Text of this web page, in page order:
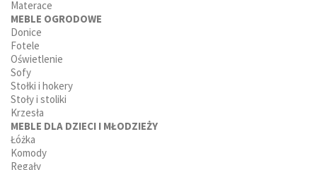
Materace
MEBLE OGRODOWE
Donice
Fotele
Oświetlenie
Sofy
Stołki i hokery
Stoły i stoliki
Krzesła
MEBLE DLA DZIECI I MŁODZIEŻY
Łóżka
Komody
Regały